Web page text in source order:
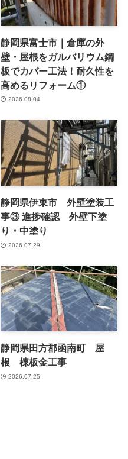
静岡県富士市｜倉庫の外
壁・屋根をガルバリウム鋼
板でカバー工法！耐久性を
高めるリフォーム①
2026.08.04
静岡県伊東市 外壁塗装工
事③ 進捗確認 外壁下塗
り・中塗り
2026.07.29
静岡県田方郡函南町 屋
根 棟板金工事
2026.07.25